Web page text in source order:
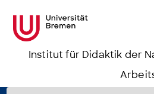
Institut für Didaktik der
Zum Inhalt springen